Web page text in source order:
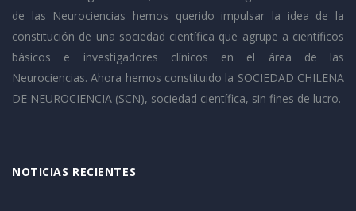
de las Neurociencias hemos querido impulsar la idea de la
constitución de una sociedad científica que agrupe a científicos
básicos e investigadores clínicos en el área de las
Neurociencias. Ahora hemos constituido la SOCIEDAD CHILENA
DE NEUROCIENCIA (SCN), sociedad científica, sin fines de lucro.
NOTICIAS RECIENTES